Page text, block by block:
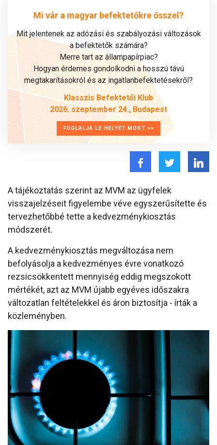
Mi vár a magyar befektetőkre ősszel?
Mit jelentenek az adózási és szabályozási változások
a befektetők számára?
Merre tart az állampapírpiac?
Hogyan érdemes gondolkodni a hosszú távú
megtakarításokról és az ingatlanbefektetésekről?
Klasszis Befektetői Klub
2026. szeptember 24., Budapest
FOGLALJA LE HELYÉT MOST >>
A tájékoztatás szerint az MVM az ügyfelek
visszajelzéseit figyelembe véve egyszerűsítette és
tervezhetőbbé tette a kedvezménykiosztás
módszerét.
A kedvezménykiosztás megváltozása nem
befolyásolja a kedvezményes évre vonatkozó
rezsicsökkentett mennyiség eddig megszokott
mértékét, azt az MVM újabb egyéves időszakra
változatlan feltételekkel és áron biztosítja - írták a
közleményben.